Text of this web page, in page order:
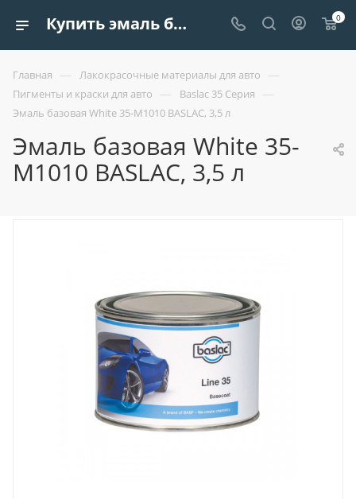
Купить эмаль базовая white 35-м1010 baslac, 3,5 л| Европроект Tрейдинг 0
Главная — Лакокрасочные материалы для авто —
Пигменты и краски для авто — Baslac 35 Серия —
Эмаль базовая White 35-М1010 BASLAC, 3,5 л
Эмаль базовая White 35-
М1010 BASLAC, 3,5 л